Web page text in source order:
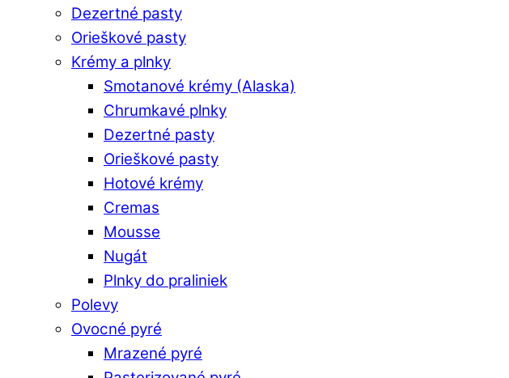
Dezertné pasty
Orieškové pasty
Krémy a plnky
Smotanové krémy (Alaska)
Chrumkavé plnky
Dezertné pasty
Orieškové pasty
Hotové krémy
Cremas
Mousse
Nugát
Plnky do praliniek
Polevy
Ovocné pyré
Mrazené pyré